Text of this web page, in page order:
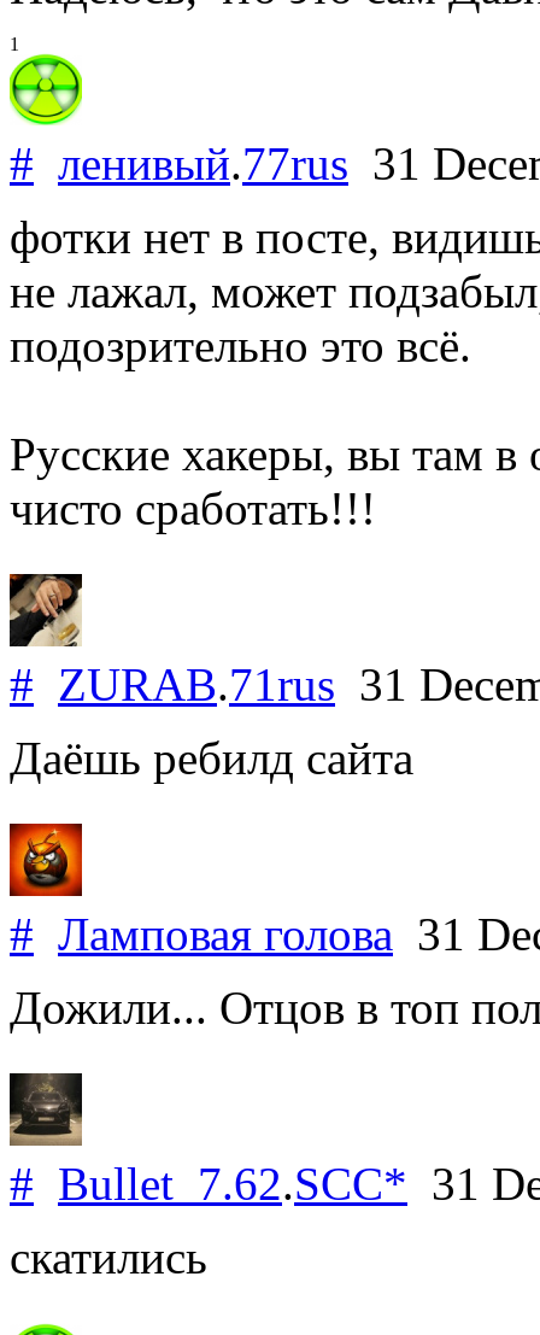
1
# ленивый.77rus 31
фотки нет в посте,
не лажал, может
подозрительно это всё.
Русские хакеры, вы там в
чисто сработать!!!
# ZURAB.71rus 31
Даёшь ребилд сайта
# Ламповая голова 31
Дожили... Отцов в топ
# Bullet_7.62.SCC* 31
скатились